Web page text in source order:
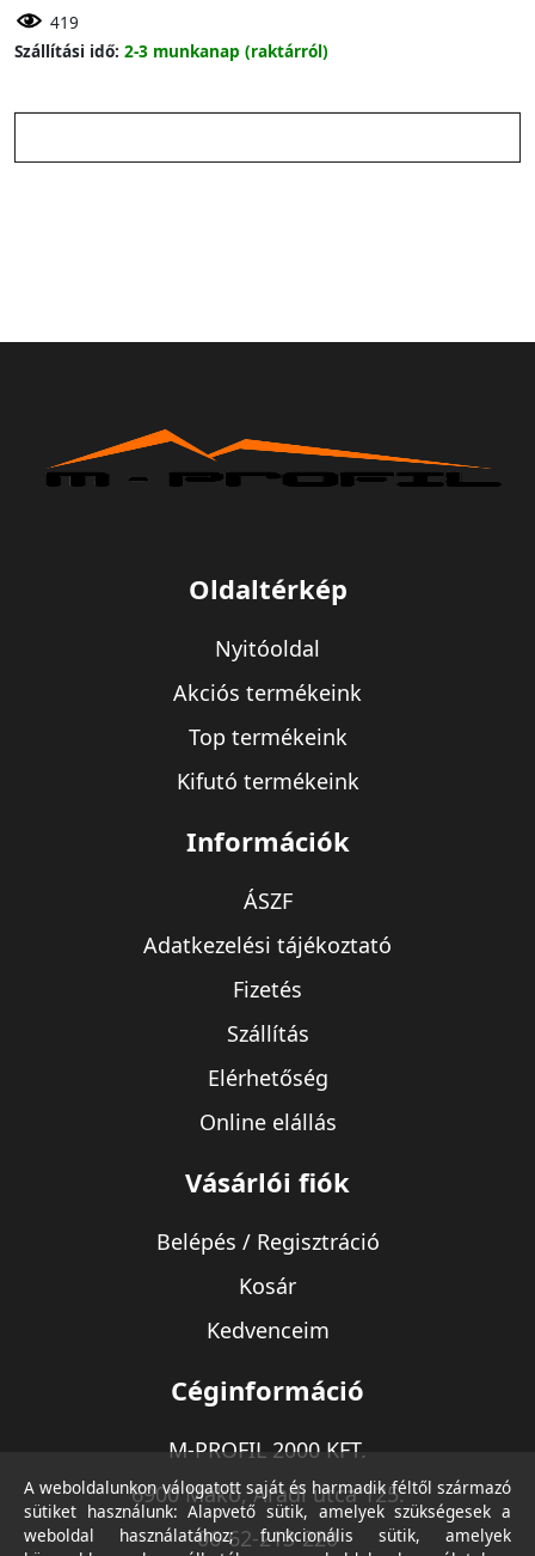
419
Szállítási idő: 2-3 munkanap (raktárról)
Oldaltérkép
Nyitóoldal
Akciós termékeink
Top termékeink
Kifutó termékeink
Információk
ÁSZF
Adatkezelési tájékoztató
Fizetés
Szállítás
Elérhetőség
Online elállás
Vásárlói fiók
Belépés / Regisztráció
Kosár
Kedvenceim
Céginformáció
M-PROFIL 2000 KFT.
6900 Makó, Aradi utca 125.
06-62-213-220
A weboldalunkon válogatott saját és harmadik féltől származó
sütiket használunk: Alapvető sütik, amelyek szükségesek a
weboldal használatához; funkcionális sütik, amelyek